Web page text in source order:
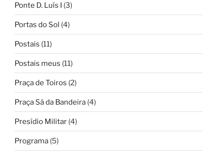
Ponte D. Luís I (3)
Portas do Sol (4)
Postais (11)
Postais meus (11)
Praça de Toiros (2)
Praça Sá da Bandeira (4)
Presídio Militar (4)
Programa (5)